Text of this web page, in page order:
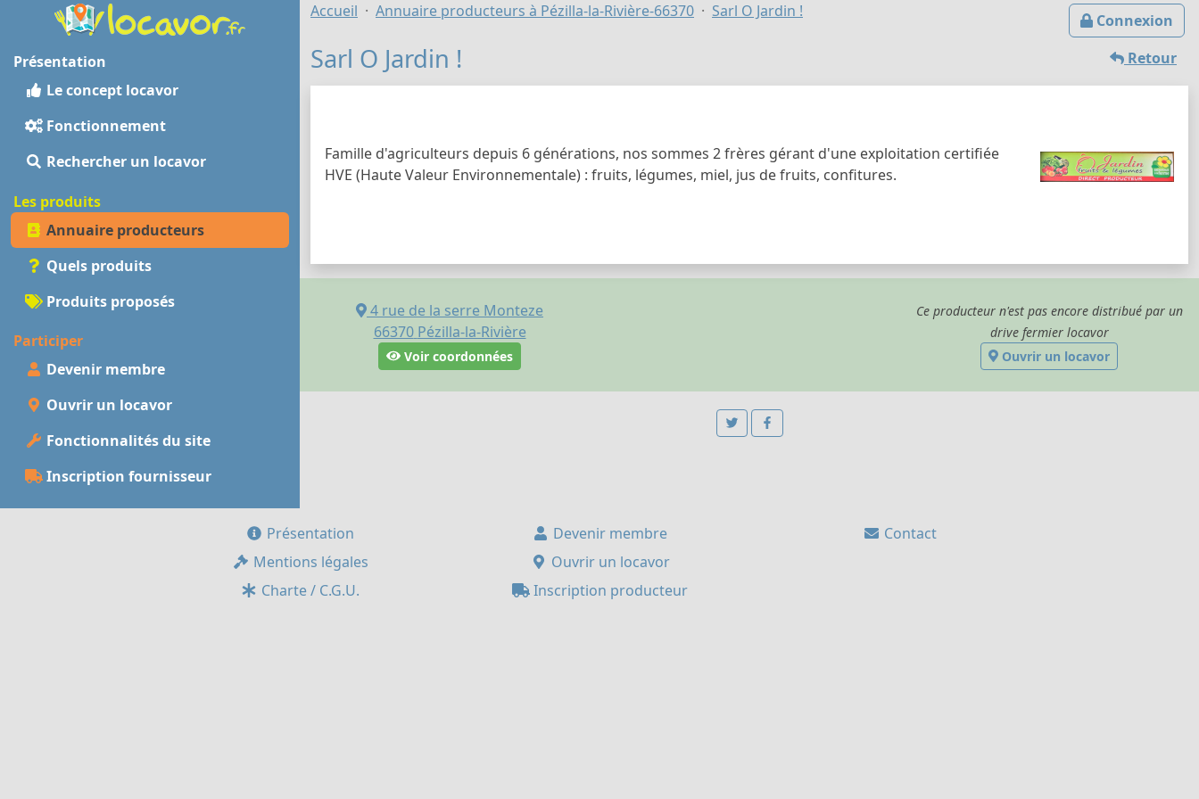
Présentation
Le concept locavor
Fonctionnement
Rechercher un locavor
Les produits
Annuaire producteurs
Quels produits
Produits proposés
Participer
Devenir membre
Ouvrir un locavor
Fonctionnalités du site
Inscription fournisseur
Connexion
Accueil Annuaire producteurs à Pézilla-la-Rivière-66370 Sarl O Jardin !
Retour
Sarl O Jardin !
Famille d'agriculteurs depuis 6 générations, nos sommes 2 frères gérant d'une exploitation certifiée
HVE (Haute Valeur Environnementale) : fruits, légumes, miel, jus de fruits, confitures.
4 rue de la serre Monteze
66370 Pézilla-la-Rivière
Voir coordonnées
Ce producteur n'est pas encore distribué par un
drive fermier locavor
Ouvrir un locavor
Présentation
Mentions légales
Charte / C.G.U.
Devenir membre
Ouvrir un locavor
Inscription producteur
Contact